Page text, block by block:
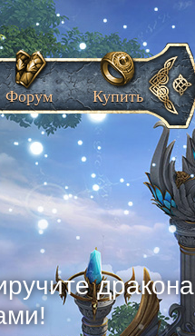
дракона
Форум Купить